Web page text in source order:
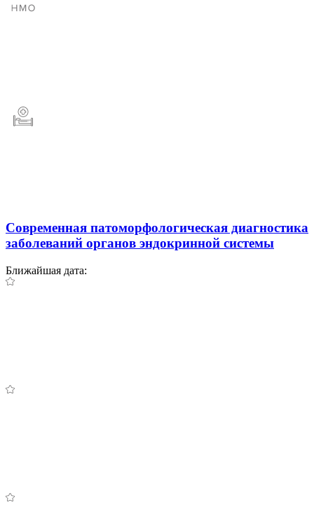
Современная патоморфологическая диагностика
заболеваний органов эндокринной системы
Ближайшая дата: